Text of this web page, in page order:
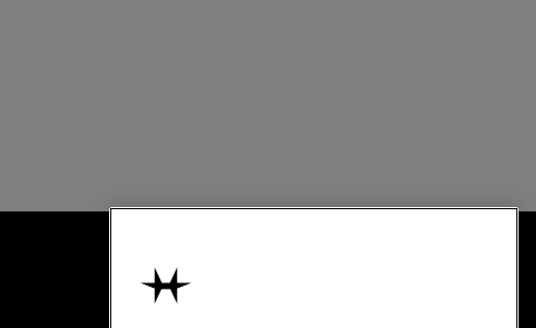
使用条款